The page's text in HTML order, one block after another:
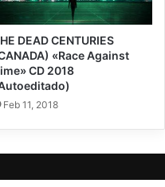
proveniente de Italia, sin
programada y voz, las
dinosaurios y períodos
DEAD CENTURIES
«Race Against
CD 2018
Feb 11, 2018